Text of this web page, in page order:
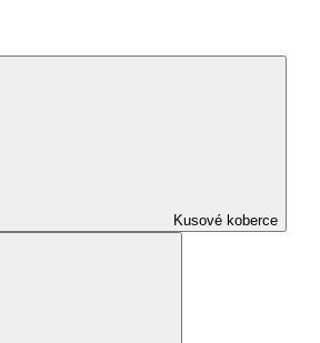
Kusové koberce